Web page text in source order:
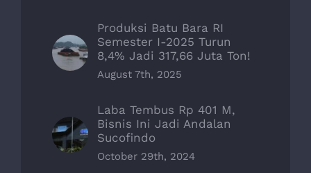
Produksi Batu Bara RI
Semester I-2025 Turun
8,4% Jadi 317,66 Juta Ton!
August 7th, 2025
Laba Tembus Rp 401 M,
Bisnis Ini Jadi Andalan
Sucofindo
October 29th, 2024